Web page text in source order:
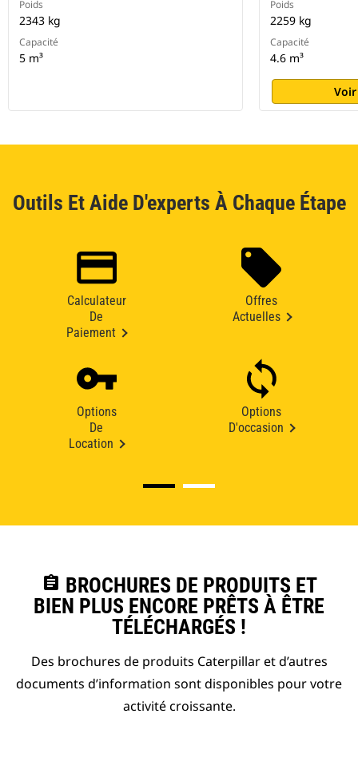
Poids
2343 kg
Capacité
5 m³
Poids
2259 kg
Capacité
4.6 m³
Outils Et Aide D'experts À Chaque Étape
Calculateur
De
Paiement
Offres
Actuelles
Options
De
Location
Options
D'occasion
assignment BROCHURES DE PRODUITS ET
BIEN PLUS ENCORE PRÊTS À ÊTRE
TÉLÉCHARGÉS !
Des brochures de produits Caterpillar et d’autres
documents d’information sont disponibles pour votre
activité croissante.